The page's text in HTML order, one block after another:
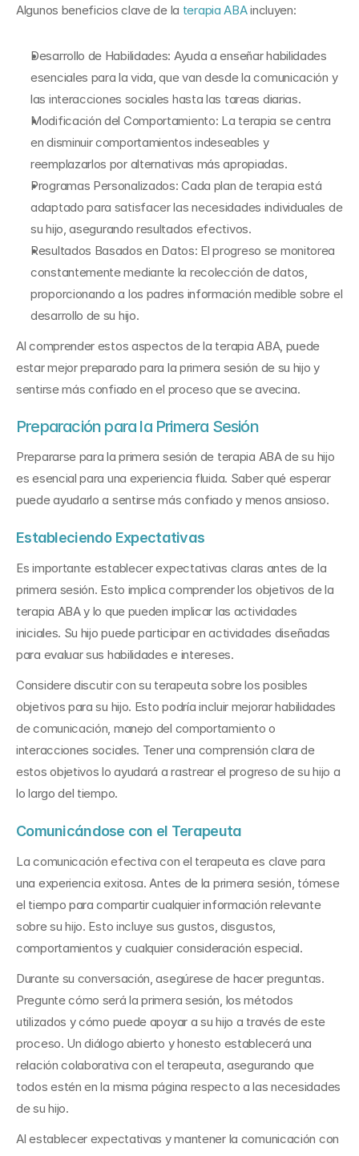
Algunos beneficios clave de la terapia ABA incluyen:
Desarrollo de Habilidades: Ayuda a enseñar habilidades
esenciales para la vida, que van desde la comunicación y
las interacciones sociales hasta las tareas diarias.
Modificación del Comportamiento: La terapia se centra
en disminuir comportamientos indeseables y
reemplazarlos por alternativas más apropiadas.
Programas Personalizados: Cada plan de terapia está
adaptado para satisfacer las necesidades individuales de
su hijo, asegurando resultados efectivos.
Resultados Basados en Datos: El progreso se monitorea
constantemente mediante la recolección de datos,
proporcionando a los padres información medible sobre el
desarrollo de su hijo.
Al comprender estos aspectos de la terapia ABA, puede
estar mejor preparado para la primera sesión de su hijo y
sentirse más confiado en el proceso que se avecina.
Preparación para la Primera Sesión
Prepararse para la primera sesión de terapia ABA de su hijo
es esencial para una experiencia fluida. Saber qué esperar
puede ayudarlo a sentirse más confiado y menos ansioso.
Estableciendo Expectativas
Es importante establecer expectativas claras antes de la
primera sesión. Esto implica comprender los objetivos de la
terapia ABA y lo que pueden implicar las actividades
iniciales. Su hijo puede participar en actividades diseñadas
para evaluar sus habilidades e intereses.
Considere discutir con su terapeuta sobre los posibles
objetivos para su hijo. Esto podría incluir mejorar habilidades
de comunicación, manejo del comportamiento o
interacciones sociales. Tener una comprensión clara de
estos objetivos lo ayudará a rastrear el progreso de su hijo a
lo largo del tiempo.
Comunicándose con el Terapeuta
La comunicación efectiva con el terapeuta es clave para
una experiencia exitosa. Antes de la primera sesión, tómese
el tiempo para compartir cualquier información relevante
sobre su hijo. Esto incluye sus gustos, disgustos,
comportamientos y cualquier consideración especial.
Durante su conversación, asegúrese de hacer preguntas.
Pregunte cómo será la primera sesión, los métodos
utilizados y cómo puede apoyar a su hijo a través de este
proceso. Un diálogo abierto y honesto establecerá una
relación colaborativa con el terapeuta, asegurando que
todos estén en la misma página respecto a las necesidades
de su hijo.
Al establecer expectativas y mantener la comunicación con